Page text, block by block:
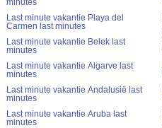
Last minute vakantie Playa del
Carmen last minutes
Last minute vakantie Belek last
minutes
Last minute vakantie Algarve last
minutes
Last minute vakantie Andalusië last
minutes
Last minute vakantie Aruba last
minutes